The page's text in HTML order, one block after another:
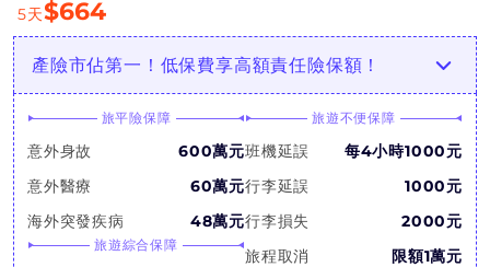
5天$664
產險市佔第一！低保費享高額責任險保額！
旅平險保障
意外身故
600萬元
意外醫療
60萬元
海外突發疾病
48萬元
旅遊綜合保障
旅遊不便保障
班機延誤
每4小時1000元
行李延誤
1000元
行李損失
2000元
旅程取消
限額1萬元